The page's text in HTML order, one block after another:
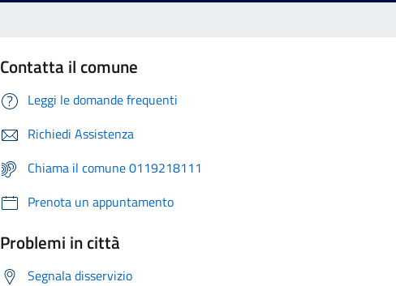
Contatta il comune
Leggi le domande frequenti
Richiedi Assistenza
Chiama il comune 0119218111
Prenota un appuntamento
Problemi in città
Segnala disservizio